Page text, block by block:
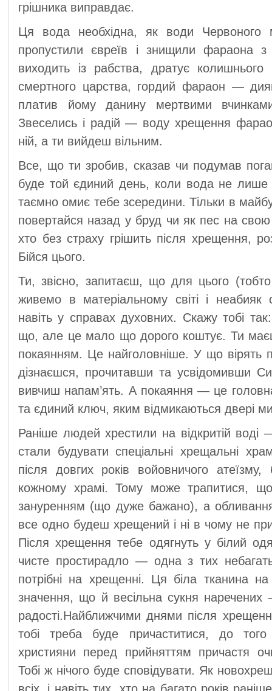
грішника виправдає.
Ця вода необхідна, як води Червоного
пропустили євреїв і знищили фараона
виходить із рабства, дратує колишнього
смертного царства, гордий фараон —
платив йому данину мертвими
Звеселись і радій — воду хрещення
ній, а ти вийдеш вільним.
Все, що ти зробив, сказав чи подумав
буде той єдиний день, коли вода не лише
таємно омиє тебе зсередини. Тільки в
повертайся назад у бруд чи як пес на
хто без страху грішить після хрещення,
Бійся цього.
Ти, звісно, запитаєш, що для цього
живемо в матеріальному світі і неабияк
навіть у справах духовних. Скажу тобі
що, але це мало що дорого коштує. Ти
покаянням. Це найголовніше. У що вірять
дізнаєшся, прочитавши та усвідомивши
вивчиш напам’ять. А покаяння — це
та єдиний ключ, яким відмикаються двері
Раніше людей хрестили на відкритій воді
стали будувати спеціальні хрещальні
після довгих років войовничого
кожному храмі. Тому може трапитися,
зануренням (що дуже бажано), а
все одно будеш хрещений і ні в чому не
Після хрещення тебе одягнуть у білий
чисте простирадло — одна з тих
потрібні на хрещенні. Ця біла тканина
значення, що й весільна сукня наречених
радості.Найближчими днями після
тобі треба буде причаститися, до
християни перед прийняттям причастя
Тобі ж нічого буде сповідувати. Як